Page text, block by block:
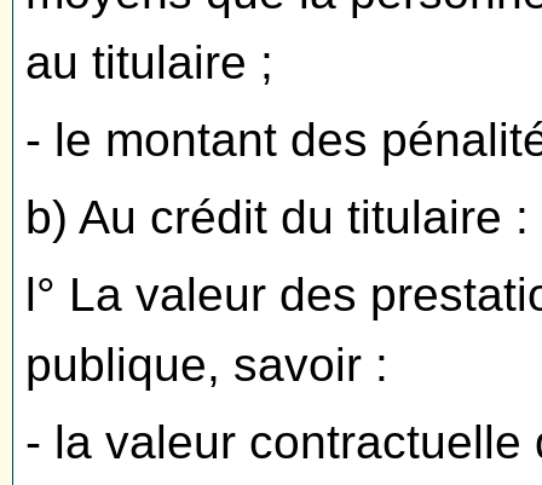
au titulaire ;
- le montant des
b) Au crédit du titulaire :
l° La valeur des
publique, savoir :
- la valeur